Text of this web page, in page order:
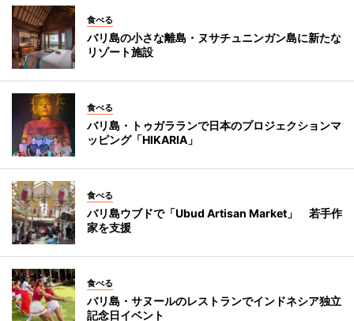
食べる
バリ島の小さな離島・ヌサチュニンガン島に新たな
リゾート施設
食べる
バリ島・トゥガラランで日本のプロジェクションマ
ッピング「HIKARIA」
食べる
バリ島ウブドで「Ubud Artisan Market」 若手作
家を支援
食べる
バリ島・サヌールのレストランでインドネシア独立
記念日イベント